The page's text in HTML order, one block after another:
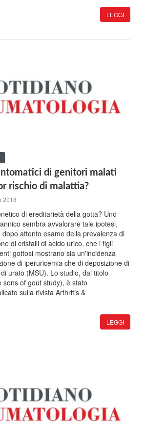
LEGGI
di genitori malati
rischio di malattia?
2018
di ereditarietà della gotta? Uno
sembra avvalorare tale ipotesi,
attento esame della prevalenza di
di cristalli di acido urico, che i figli
gottosi mostrano sia un'incidenza
di iperuricemia che di deposizione di
urato (MSU). Lo studio, dal titolo
sons of gout study), è stato
sulla rivista Arthritis &
LEGGI